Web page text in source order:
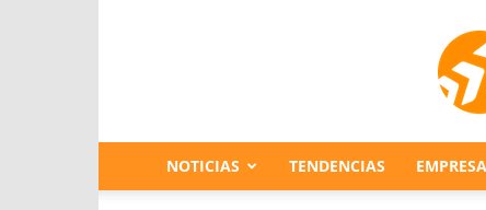
NOTICIAS TENDENCIAS